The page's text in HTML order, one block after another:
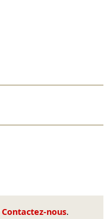
Contactez-nous.